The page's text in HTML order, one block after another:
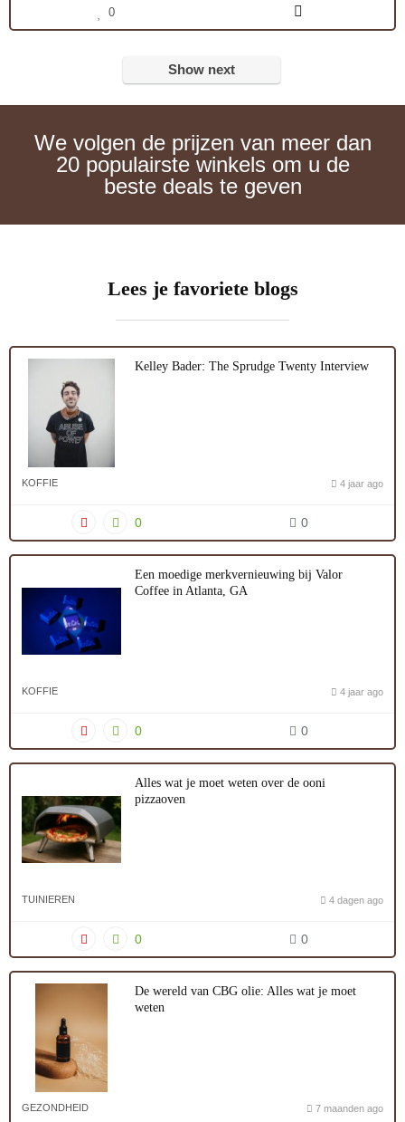
0
Show next
We volgen de prijzen van meer dan
20 populairste winkels om u de
beste deals te geven
Lees je favoriete blogs
Kelley Bader: The Sprudge Twenty Interview
KOFFIE 4 jaar ago
0 0
Een moedige merkvernieuwing bij Valor
Coffee in Atlanta, GA
KOFFIE 4 jaar ago
0 0
Alles wat je moet weten over de ooni
pizzaoven
TUINIEREN 4 dagen ago
0 0
De wereld van CBG olie: Alles wat je moet
weten
GEZONDHEID 7 maanden ago